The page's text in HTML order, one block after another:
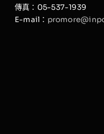
傳真：05-537-1939
E-mail：